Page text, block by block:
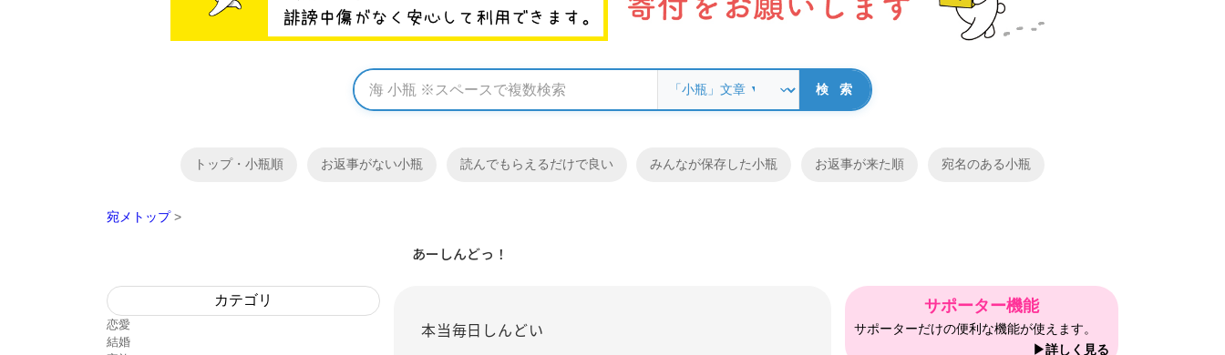
トップ・小瓶順 お返事がない小瓶 読んでもらえるだけで良い みんなが保存した小瓶 お返事が来た順 宛名のある小瓶
宛メトップ >
あーしんどっ！
カテゴリ
恋愛
結婚
本当毎日しんどい
サポーター機能
サポーターだけの便利な機能が使えます。
▶詳しく見る